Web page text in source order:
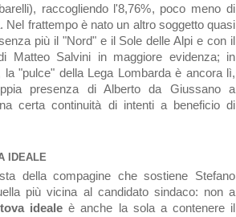
raccogliendo l'8,76%, poco meno di
Nel frattempo è nato un altro soggetto quasi
più il "Nord" e il Sole delle Alpi e con il
Matteo Salvini in maggiore evidenza; in
la "pulce" della Lega Lombarda è ancora lì,
presenza di Alberto da Giussano a
certa continuità di intenti a beneficio di
IDEALE
della compagine che sostiene Stefano
più vicina al candidato sindaco: non a
idealeè anche la sola a contenere il